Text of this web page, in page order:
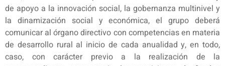
de apoyo a la innovación social, la gobernanza multinivel y
la dinamización social y económica, el grupo deberá
comunicar al órgano directivo con competencias en materia
de desarrollo rural al inicio de cada anualidad y, en todo,
caso, con carácter previo a la realización de la